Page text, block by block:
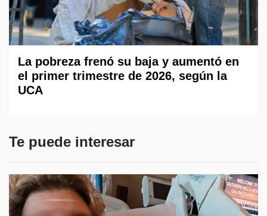
La pobreza frenó su baja y aumentó en
el primer trimestre de 2026, según la
UCA
Te puede interesar